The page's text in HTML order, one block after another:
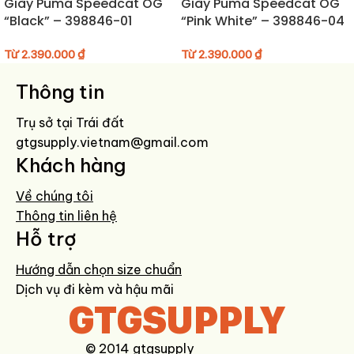
giúp mang lại trải nghiệm dễ chịu khi di chuyển.
Dễ dàng phối đồ:Phối màu đen toàn bộ phù hợp với nhiều phong
cách, từ casual đến smart-casual.
Lau sạch giày bằng khăn mềm hoặc bàn chải lông mềm sau khi sử
dụng.
Tránh giặt giày bằng máy hoặc ngâm nước lâu để đảm bảo độ bền
của chất liệu.
“Black” – 398846-01
Từ2.390.000₫
“Pink White” – 398846-04
Từ2.390.000₫
Thông tin
Trụ sở tại Trái đất
gtgsupply.vietnam@gmail.com
Khách hàng
Về chúng tôi
Thông tin liên hệ
Hỗ trợ
Hướng dẫn chọn size chuẩn
Dịch vụ đi kèm và hậu mãi
GTGSUPPLY
© 2014 gtgsupply